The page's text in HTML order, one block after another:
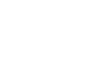
een snelle levering van je
je bij deze organisatie goed.